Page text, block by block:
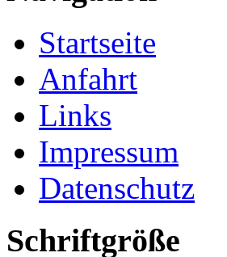
Startseite
Anfahrt
Links
Impressum
Datenschutz
Schriftgröße